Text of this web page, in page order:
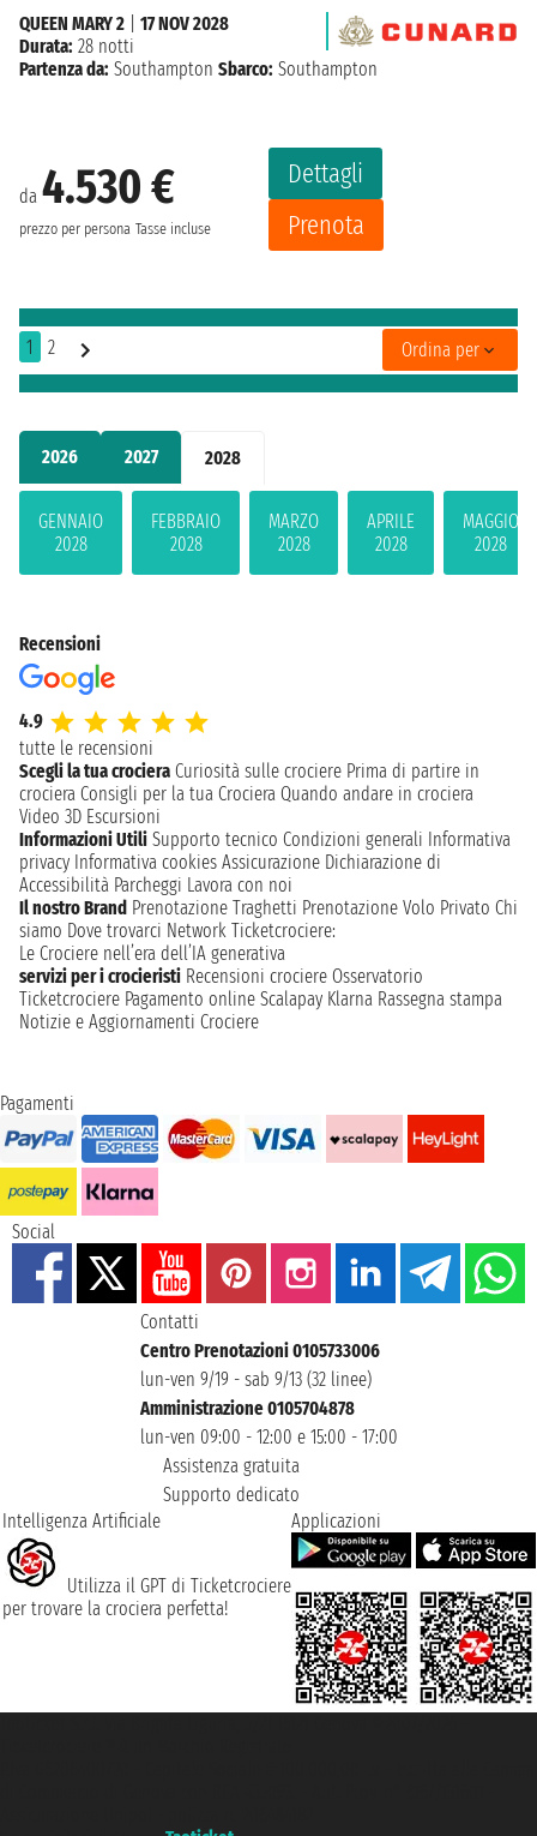
2026 2027 2028
GENNAIO
2028
FEBBRAIO
2028
MARZO
2028
APRILE
2028
MAGGIO
2028
da 4.530 €
prezzo per persona Tasse incluse
Dettagli
Prenota
QUEEN MARY 2
17 NOV 2028
Durata: 28 notti
Partenza da: Southampton Sbarco: Southampton
1 2 Ordina per
Recensioni
4.9
tutte le recensioni
Scegli la tua crociera Curiosità sulle crociere Prima di partire in
crociera Consigli per la tua Crociera Quando andare in crociera
Video 3D Escursioni
Informazioni Utili Supporto tecnico Condizioni generali Informativa
privacy Informativa cookies Assicurazione Dichiarazione di
Accessibilità Parcheggi Lavora con noi
Il nostro Brand Prenotazione Traghetti Prenotazione Volo Privato Chi
siamo Dove trovarci Network Ticketcrociere:
Le Crociere nell’era dell’IA generativa
servizi per i crocieristi Recensioni crociere Osservatorio
Ticketcrociere Pagamento online Scalapay Klarna Rassegna stampa
Notizie e Aggiornamenti Crociere
Pagamenti
Social
Contatti
Centro Prenotazioni 0105733006
lun-ven 9/19 - sab 9/13 (32 linee)
Amministrazione 0105704878
lun-ven 09:00 - 12:00 e 15:00 - 17:00
Assistenza gratuita
Supporto dedicato
Intelligenza Artificiale
Utilizza il GPT di Ticketcrociere
per trovare la crociera perfetta!
Applicazioni